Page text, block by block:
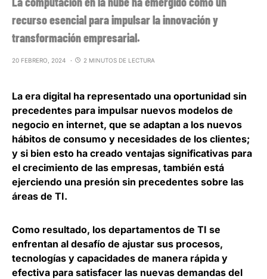
recurso esencial para impulsar la innovación y
transformación empresarial.
20 FEBRERO, 2024 2 MINUTOS DE LECTURA
La era digital ha representado una oportunidad sin
precedentes para impulsar nuevos modelos de
negocio en internet, que se adaptan a los nuevos
hábitos de consumo y necesidades de los clientes;
y si bien esto ha creado ventajas significativas para
el crecimiento de las empresas, también está
ejerciendo una presión sin precedentes sobre las
áreas de TI.
Como resultado, los departamentos de TI se
enfrentan al desafío de ajustar sus procesos,
tecnologías y capacidades de manera rápida y
efectiva para satisfacer las nuevas demandas del